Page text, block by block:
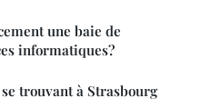
une baie de
informatiques?
trouvant à Strasbourg